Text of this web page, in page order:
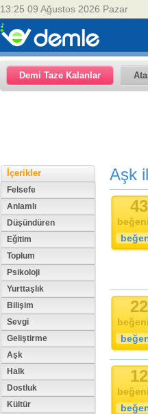
13:25 09 Ağustos 2026 Pazar
Demi Taze Kalanlar
İçerikler
Felsefe
Anlamlı
Düşündüren
Eğitim
Toplum
Psikoloji
Yurttaşlık
Bilişim
Sevgi
Geliştirme
Aşk
Halk
Dostluk
Kültür
Aşk
43
22
12